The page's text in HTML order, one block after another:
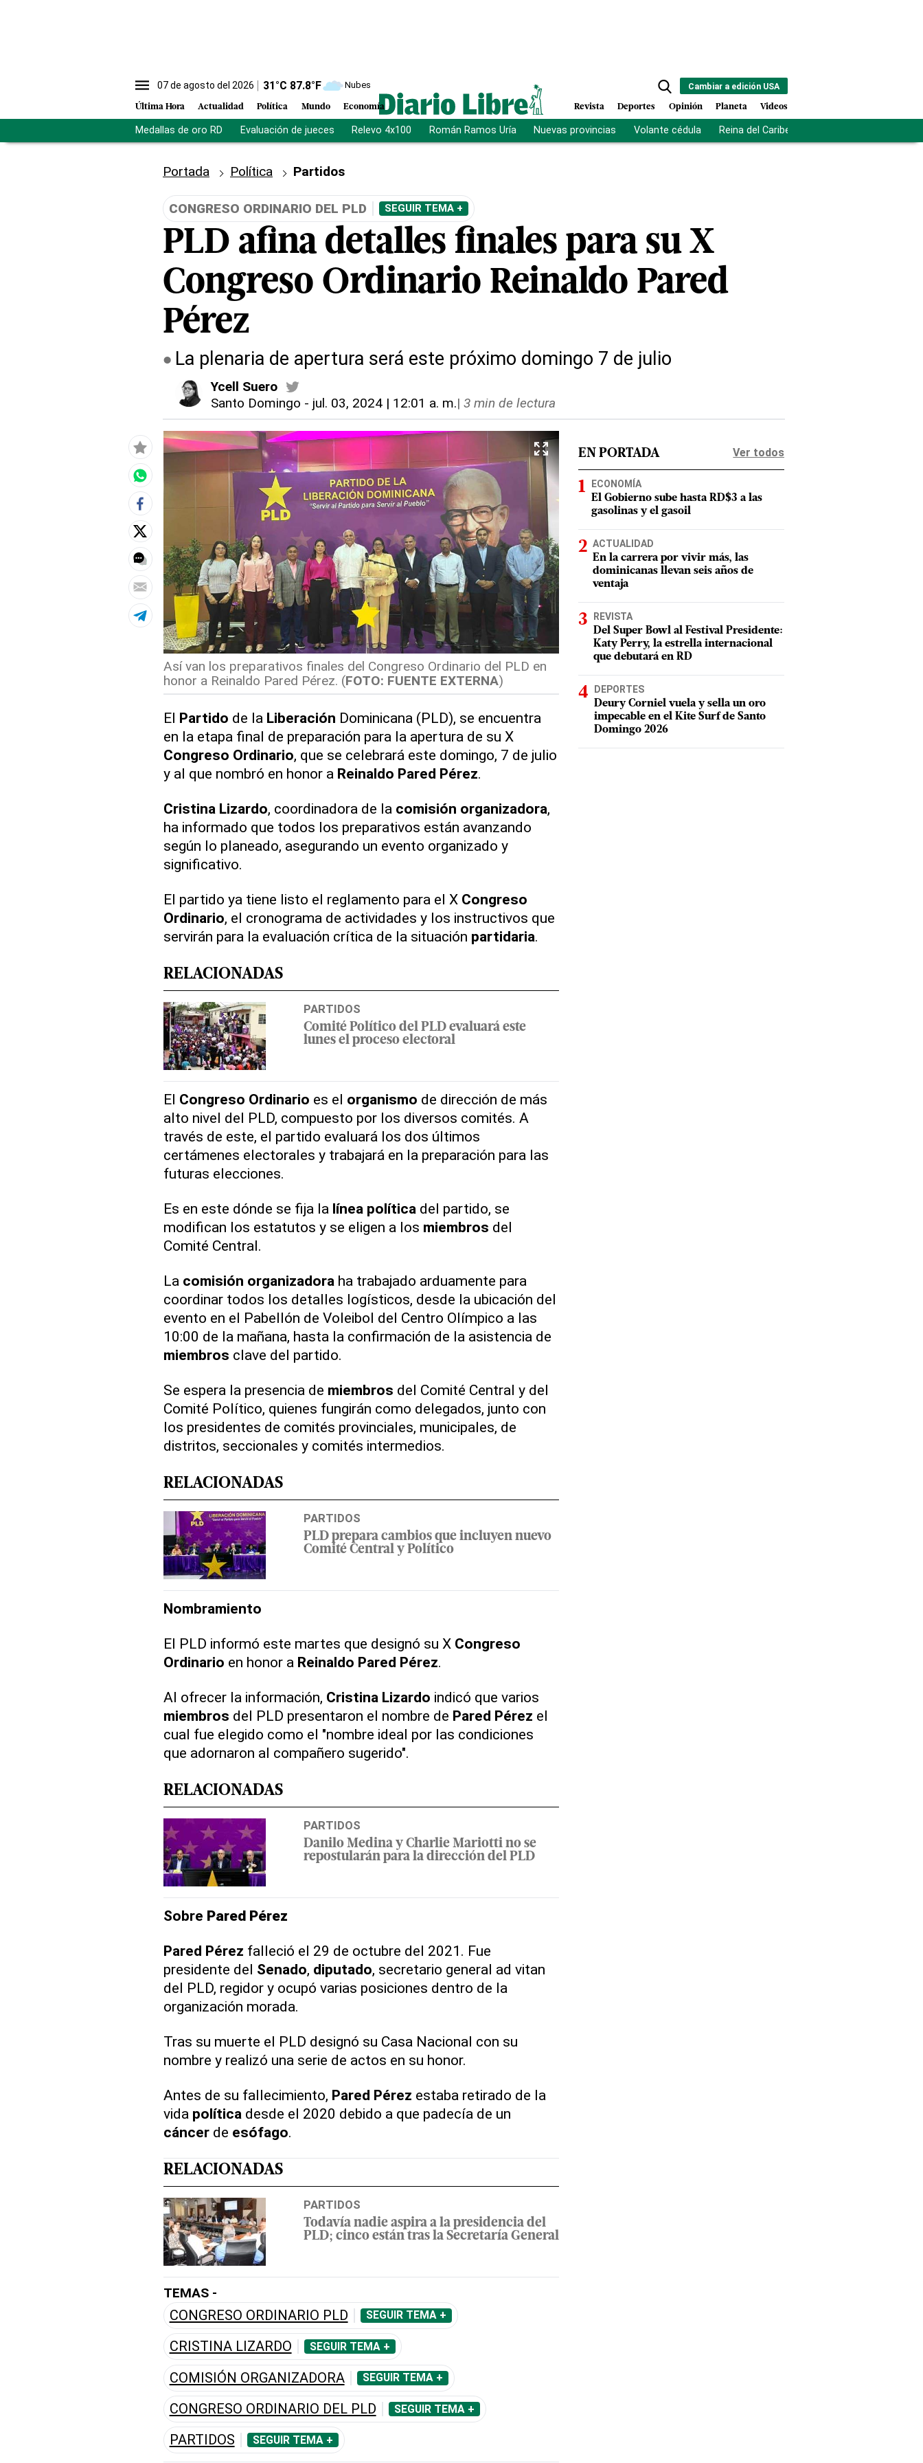
07 de agosto del 2026 31°C 87.8°F Nubes
Última Hora Actualidad Política Mundo Economía
Cambiar a edición USA
Revista Deportes Opinión Planeta Videos
Medallas de oro RD Evaluación de jueces Relevo 4x100 Román Ramos Uría Nuevas provincias Volante cédula Reina del Caribe
Portada Política Partidos
CONGRESO ORDINARIO DEL PLD SEGUIR TEMA +
PLD afina detalles finales para su X
Congreso Ordinario Reinaldo Pared
Pérez
La plenaria de apertura será este próximo domingo 7 de julio
Ycell Suero
Santo Domingo - jul. 03, 2024 | 12:01 a. m.| 3 min de lectura
Así van los preparativos finales del Congreso Ordinario del PLD en
honor a Reinaldo Pared Pérez. (FOTO: FUENTE EXTERNA)
El Partido de la Liberación Dominicana (PLD), se encuentra
en la etapa final de preparación para la apertura de su X
Congreso Ordinario, que se celebrará este domingo, 7 de julio
y al que nombró en honor a Reinaldo Pared Pérez.
Cristina Lizardo, coordinadora de la comisión organizadora,
ha informado que todos los preparativos están avanzando
según lo planeado, asegurando un evento organizado y
significativo.
El partido ya tiene listo el reglamento para el X Congreso
Ordinario, el cronograma de actividades y los instructivos que
servirán para la evaluación crítica de la situación partidaria.
RELACIONADAS
PARTIDOS
Comité Político del PLD evaluará este
lunes el proceso electoral
El Congreso Ordinario es el organismo de dirección de más
alto nivel del PLD, compuesto por los diversos comités. A
través de este, el partido evaluará los dos últimos
certámenes electorales y trabajará en la preparación para las
futuras elecciones.
Es en este dónde se fija la línea política del partido, se
modifican los estatutos y se eligen a los miembros del
Comité Central.
La comisión organizadora ha trabajado arduamente para
coordinar todos los detalles logísticos, desde la ubicación del
evento en el Pabellón de Voleibol del Centro Olímpico a las
10:00 de la mañana, hasta la confirmación de la asistencia de
miembros clave del partido.
Se espera la presencia de miembros del Comité Central y del
Comité Político, quienes fungirán como delegados, junto con
los presidentes de comités provinciales, municipales, de
distritos, seccionales y comités intermedios.
RELACIONADAS
PARTIDOS
PLD prepara cambios que incluyen nuevo
Comité Central y Político
Nombramiento
El PLD informó este martes que designó su X Congreso
Ordinario en honor a Reinaldo Pared Pérez.
Al ofrecer la información, Cristina Lizardo indicó que varios
miembros del PLD presentaron el nombre de Pared Pérez el
cual fue elegido como el "nombre ideal por las condiciones
que adornaron al compañero sugerido".
RELACIONADAS
PARTIDOS
Danilo Medina y Charlie Mariotti no se
repostularán para la dirección del PLD
Sobre Pared Pérez
Pared Pérez falleció el 29 de octubre del 2021. Fue
presidente del Senado, diputado, secretario general ad vitan
del PLD, regidor y ocupó varias posiciones dentro de la
organización morada.
Tras su muerte el PLD designó su Casa Nacional con su
nombre y realizó una serie de actos en su honor.
Antes de su fallecimiento, Pared Pérez estaba retirado de la
vida política desde el 2020 debido a que padecía de un
cáncerde esófago.
RELACIONADAS
PARTIDOS
Todavía nadie aspira a la presidencia del
PLD; cinco están tras la Secretaría General
TEMAS -
CONGRESO ORDINARIO PLD SEGUIR TEMA +
CRISTINA LIZARDO SEGUIR TEMA +
COMISIÓN ORGANIZADORA SEGUIR TEMA +
CONGRESO ORDINARIO DEL PLD SEGUIR TEMA +
PARTIDOS SEGUIR TEMA +
EN PORTADA Ver todos
ECONOMÍA
El Gobierno sube hasta RD$3 a las
gasolinas y el gasoil
ACTUALIDAD
En la carrera por vivir más, las
dominicanas llevan seis años de
ventaja
REVISTA
Del Super Bowl al Festival Presidente:
Katy Perry, la estrella internacional
que debutará en RD
DEPORTES
Deury Corniel vuela y sella un oro
impecable en el Kite Surf de Santo
Domingo 2026